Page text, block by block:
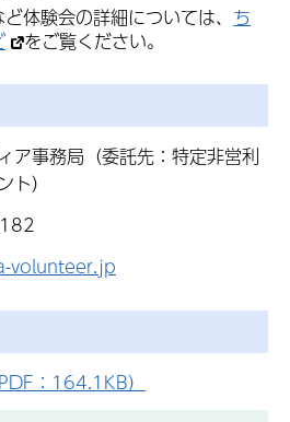
体験会の詳細については、 ち
をご覧ください。
ア事務局（委託先：特定非営利
）
volunteer.jp
：164.1KB）